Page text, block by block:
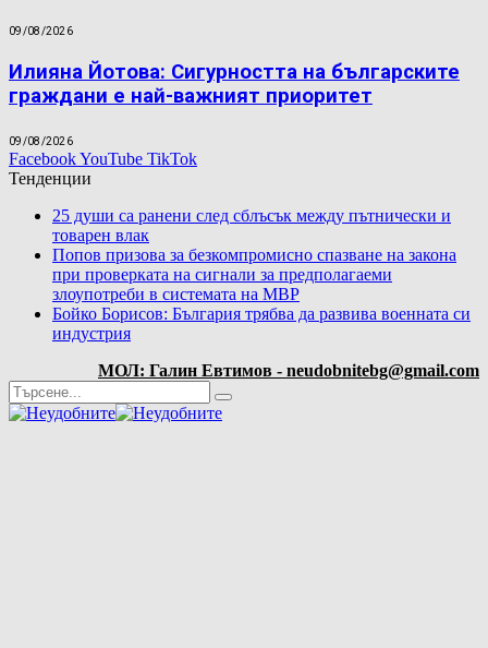
09/08/2026
Илияна Йотова: Сигурността на българските
граждани е най-важният приоритет
09/08/2026
FacebookYouTube TikTok
Тенденции
25 души са ранени след сблъсък между пътнически и
товарен влак
Попов призова за безкомпромисно спазване на закона
при проверката на сигнали за предполагаеми
злоупотреби в системата на МВР
Бойко Борисов: България трябва да развива военната си
индустрия
МОЛ: Галин Евтимов - neudobnitebg@gmail.com